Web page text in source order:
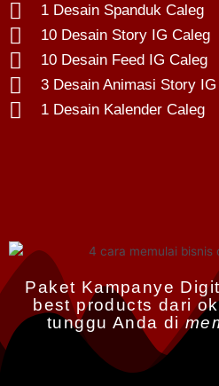
1 Desain Spanduk Caleg
10 Desain Story IG Caleg
10 Desain Feed IG Caleg
3 Desain Animasi Story
1 Desain Kalender Caleg
Paket Kampanye
best products dari
tunggu Anda di